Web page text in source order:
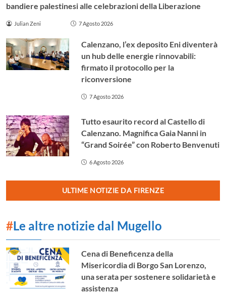
bandiere palestinesi alle celebrazioni della Liberazione
Julian Zeni 7 Agosto 2026
Calenzano, l’ex deposito Eni diventerà
un hub delle energie rinnovabili:
firmato il protocollo per la
riconversione
7 Agosto 2026
Tutto esaurito record al Castello di
Calenzano. Magnifica Gaia Nanni in
“Grand Soirée” con Roberto Benvenuti
6 Agosto 2026
ULTIME NOTIZIE DA FIRENZE
#Le altre notizie dal Mugello
Cena di Beneficenza della
Misericordia di Borgo San Lorenzo,
una serata per sostenere solidarietà e
assistenza